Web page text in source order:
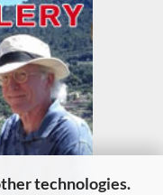
technologies.